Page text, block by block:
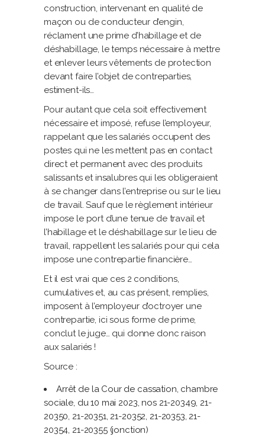
construction, intervenant en qualité de
maçon ou de conducteur d’engin,
réclament une prime d’habillage et de
déshabillage, le temps nécessaire à mettre
et enlever leurs vêtements de protection
devant faire l’objet de contreparties,
estiment-ils…
Pour autant que cela soit effectivement
nécessaire et imposé, refuse l’employeur,
rappelant que les salariés occupent des
postes qui ne les mettent pas en contact
direct et permanent avec des produits
salissants et insalubres qui les obligeraient
à se changer dans l’entreprise ou sur le lieu
de travail. Sauf que le règlement intérieur
impose le port d’une tenue de travail et
l’habillage et le déshabillage sur le lieu de
travail, rappellent les salariés pour qui cela
impose une contrepartie financière…
Et il est vrai que ces 2 conditions,
cumulatives et, au cas présent, remplies,
imposent à l’employeur d’octroyer une
contrepartie, ici sous forme de prime,
conclut le juge… qui donne donc raison
aux salariés !
Source :
Arrêt de la Cour de cassation, chambre
sociale, du 10 mai 2023, nos 21-20349, 21-
20350, 21-20351, 21-20352, 21-20353, 21-
20354, 21-20355 (jonction)